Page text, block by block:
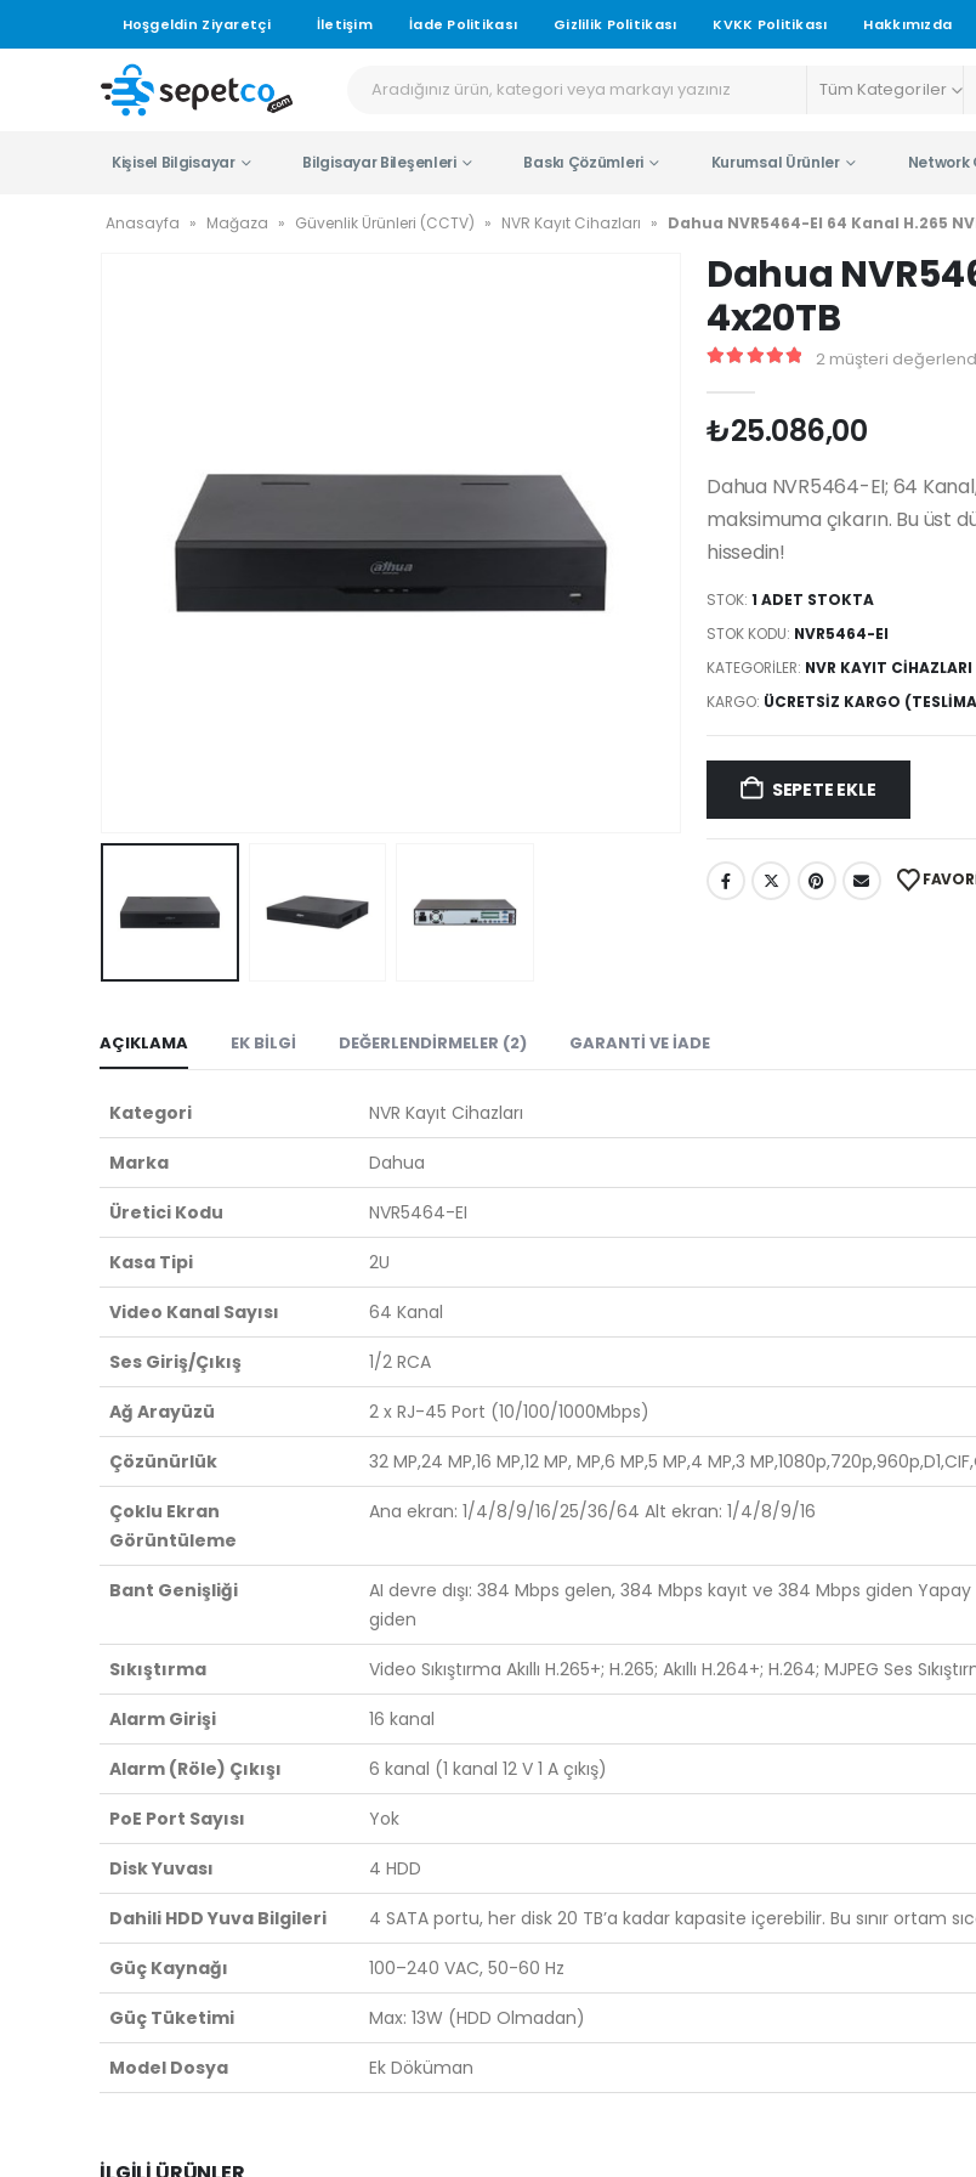
Hoşgeldin Ziyaretçi İletişim İade Politikası Gizlilik Politikası KVKK Politikası Hakkımızda
Tüm Kategoriler
Kişisel Bilgisayar Bilgisayar Bileşenleri Baskı Çözümleri Kurumsal Ürünler Network
Anasayfa » Mağaza » Güvenlik Ürünleri (CCTV) » NVR Kayıt Cihazları » Dahua NVR5464-EI 64 Kanal H.265
Dahua
4x20TB
2 müşteri
₺25.086,00
Dahua NVR5464-EI; 64
maksimuma çıkarın. Bu üst
hissedin!
STOK: 1 ADET STOKTA
STOK KODU: NVR5464-EI
KATEGORILER: NVR KAYIT CIHAZLARI
KARGO: ÜCRETSIZ KARGO
SEPETE EKLE
AÇIKLAMA EK BILGI DEĞERLENDIRMELER (2) GARANTI VE İADE
Kategori NVR Kayıt Cihazları
Marka Dahua
Üretici Kodu NVR5464-EI
Kasa Tipi 2U
Video Kanal Sayısı 64 Kanal
Ses Giriş/Çıkış 1/2 RCA
Ağ Arayüzü 2 x RJ-45 Port (10/100/1000Mbps)
Çözünürlük 32 MP,24 MP,16 MP,12 MP, MP,6 MP,5 MP,4 MP,3
Çoklu Ekran
Görüntüleme
Ana ekran: 1/4/8/9/16/25/36/64 Alt ekran: 1/4/8/9/16
Bant Genişliği
AI devre dışı: 384 Mbps gelen, 384 Mbps kayıt ve 384 Mbps giden
giden
Sıkıştırma Video Sıkıştırma Akıllı H.265+; H.265; Akıllı H.264+; H.264; MJPEG Ses
Alarm Girişi 16 kanal
Alarm (Röle) Çıkışı 6 kanal (1 kanal 12 V 1 A çıkış)
PoE Port Sayısı Yok
Disk Yuvası 4 HDD
Dahili HDD Yuva Bilgileri 4 SATA portu, her disk 20 TB’a kadar kapasite içerebilir. Bu sınır ortam
Güç Kaynağı 100–240 VAC, 50-60 Hz
Güç Tüketimi Max: 13W (HDD Olmadan)
Model Dosya Ek Döküman